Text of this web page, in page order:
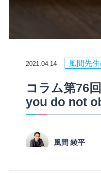
2021.04.14 風間先
コラム第76
you do not
風間 綾平